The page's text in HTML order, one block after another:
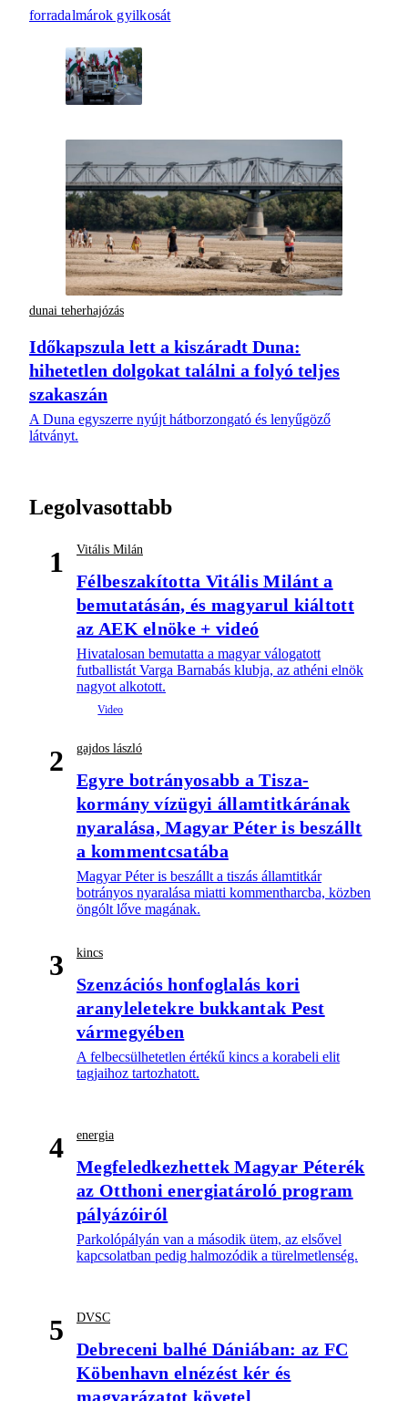
forradalmárok gyilkosát
dunai teherhajózás
Időkapszula lett a kiszáradt Duna:
hihetetlen dolgokat találni a folyó teljes
szakaszán
A Duna egyszerre nyújt hátborzongató és lenyűgöző
látványt.
Legolvasottabb
1 Vitális Milán
Félbeszakította Vitális Milánt a
bemutatásán, és magyarul kiáltott
az AEK elnöke + videó
Hivatalosan bemutatta a magyar válogatott
futballistát Varga Barnabás klubja, az athéni elnök
nagyot alkotott.
2 gajdos lászló
Egyre botrányosabb a Tisza-
kormány vízügyi államtitkárának
nyaralása, Magyar Péter is beszállt
a kommentcsatába
Magyar Péter is beszállt a tiszás államtitkár
botrányos nyaralása miatti kommentharcba, közben
öngólt lőve magának.
3 kincs
Szenzációs honfoglalás kori
aranyleletekre bukkantak Pest
vármegyében
A felbecsülhetetlen értékű kincs a korabeli elit
tagjaihoz tartozhatott.
4 energia
Megfeledkezhettek Magyar Péterék
az Otthoni energiatároló program
pályázóiról
Parkolópályán van a második ütem, az elsővel
kapcsolatban pedig halmozódik a türelmetlenség.
5 DVSC
Debreceni balhé Dániában: az FC
Köbenhavn elnézést kér és
magyarázatot követel